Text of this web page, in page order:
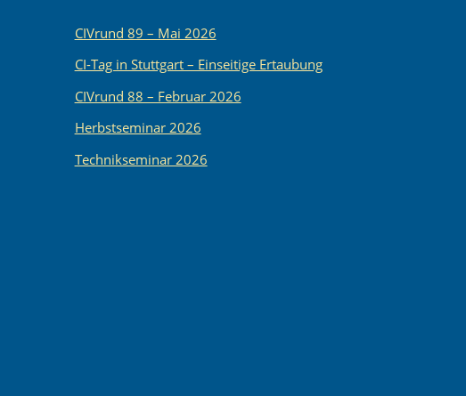
CIVrund 89 – Mai 2026
CI-Tag in Stuttgart – Einseitige Ertaubung
CIVrund 88 – Februar 2026
Herbstseminar 2026
Technikseminar 2026